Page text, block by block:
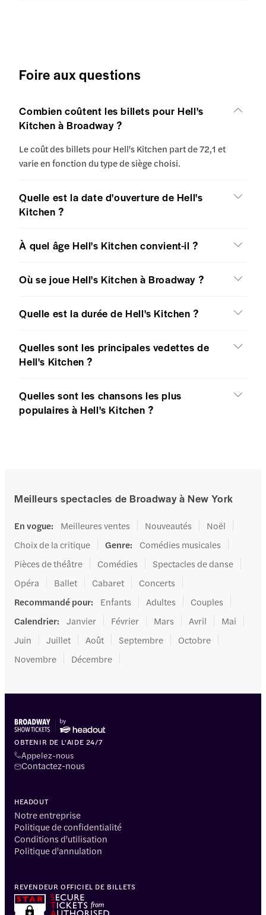
Foire aux questions
Combien coûtent les billets pour Hell's
Kitchen à Broadway ?
Le coût des billets pour Hell's Kitchen part de 72,1 et
varie en fonction du type de siège choisi.
Quelle est la date d'ouverture de Hell's
Kitchen ?
À quel âge Hell's Kitchen convient-il ?
Où se joue Hell's Kitchen à Broadway ?
Quelle est la durée de Hell's Kitchen ?
Quelles sont les principales vedettes de
Hell's Kitchen ?
Quelles sont les chansons les plus
populaires à Hell's Kitchen ?
Meilleurs spectacles de Broadway à New York
En vogue: Meilleures ventes Nouveautés
Noël
Choix de la critique
Genre:
Comédies musicales
Pièces de théâtre
Comédies
Spectacles de danse
Opéra
Ballet Cabaret
Concerts
Recommandé pour: Enfants Adultes
Couples
Calendrier: Janvier Février Mars Avril
Mai
Juin
Juillet Août Septembre
Octobre
Novembre
Décembre
OBTENIR DE L'AIDE 24/7
Appelez-nous
Contactez-nous
HEADOUT
Notre entreprise
Politique de confidentialité
Conditions d'utilisation
Politique d'annulation
REVENDEUR OFFICIEL DE BILLETS